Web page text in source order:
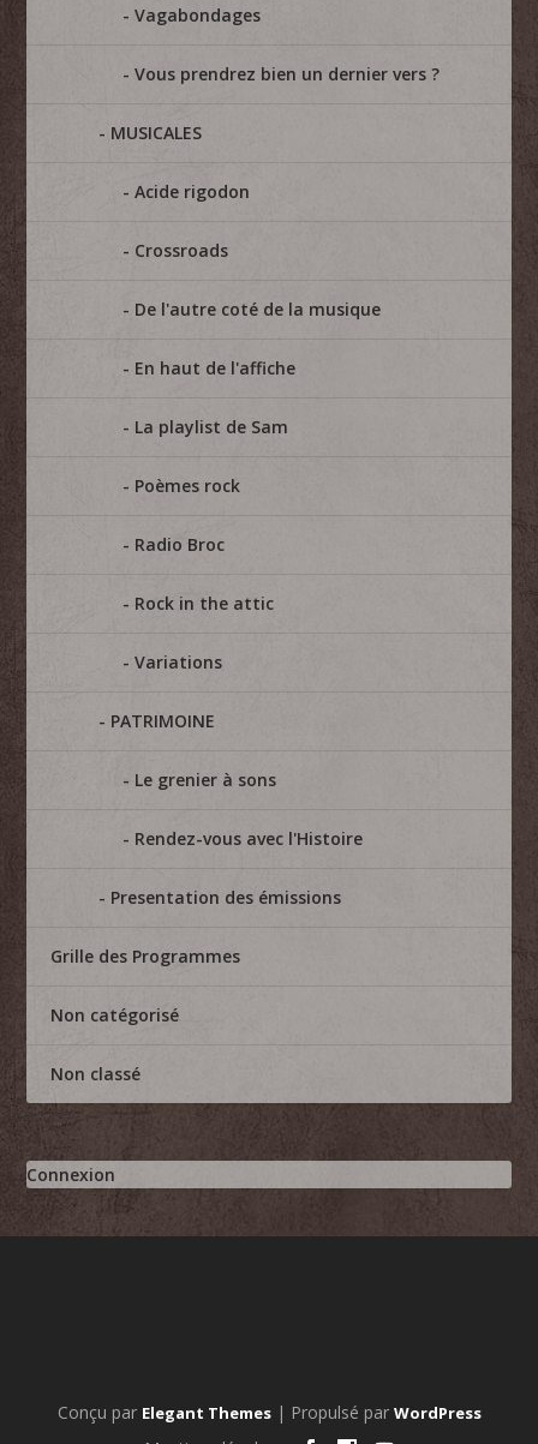
Vagabondages
Vous prendrez bien un dernier vers ?
MUSICALES
Acide rigodon
Crossroads
De l'autre coté de la musique
En haut de l'affiche
La playlist de Sam
Poèmes rock
Radio Broc
Rock in the attic
Variations
PATRIMOINE
Le grenier à sons
Rendez-vous avec l'Histoire
Presentation des émissions
Grille des Programmes
Non catégorisé
Non classé
Connexion
Conçu par Elegant Themes| Propulsé par WordPress